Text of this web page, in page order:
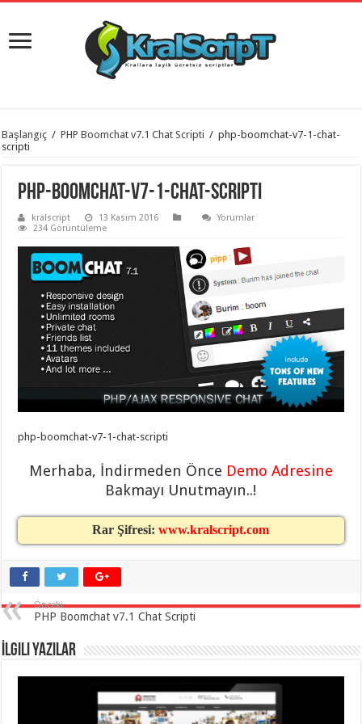
istanbul
organizasyon
taşımacılık
gaziantep
gaziantep
evden
taşımacılık,
taşımacılık,
gaziantep
taşımacılık,
evden
gaziantep
taşımacılık,
taşımacılık
evden
taşımacılık,
evden
taşımacılık,
gaziantep
taşıma ,
gaziantep
Başlangıç / PHP Boomchat v7.1 Chat Scripti / php-boomchat-v7-1-chat-
scripti
php-boomchat-v7-1-chat-scripti
kralscript 13 Kasım 2016
Yorumlar
234 Görüntüleme
php-boomchat-v7-1-chat-scripti
Merhaba, İndirmeden Önce Demo Adresine
Bakmayı Unutmayın..!
Rar Şifresi:www.kralscript.com
Önceki
PHP Boomchat v7.1 Chat Scripti
İlgili Yazılar